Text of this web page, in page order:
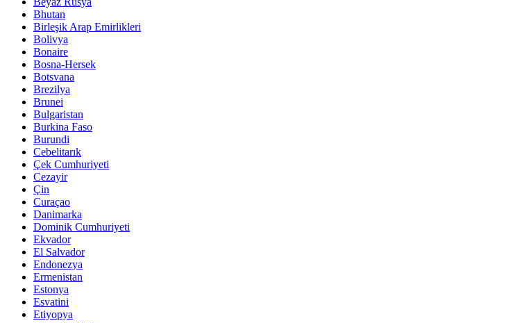
Bhutan
Birleşik Arap Emirlikleri
Bolivya
Bonaire
Bosna-Hersek
Botsvana
Brezilya
Brunei
Bulgaristan
Burkina Faso
Burundi
Cebelitarık
Çek Cumhuriyeti
Cezayir
Çin
Curaçao
Danimarka
Dominik Cumhuriyeti
Ekvador
El Salvador
Endonezya
Ermenistan
Estonya
Esvatini
Etiyopya